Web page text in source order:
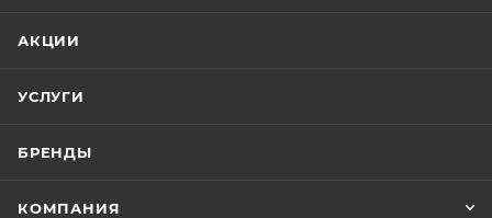
АКЦИИ
УСЛУГИ
БРЕНДЫ
КОМПАНИЯ